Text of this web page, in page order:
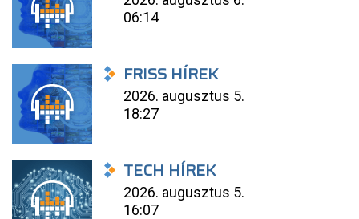
06:14
FRISS HÍREK
2026. augusztus 5.
18:27
TECH HÍREK
2026. augusztus 5.
16:07